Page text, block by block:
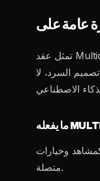
تمثل عقد Multic عناصر القصة—المشاهد، الحوار،
السرد، لا
وخيارات
متصلة.